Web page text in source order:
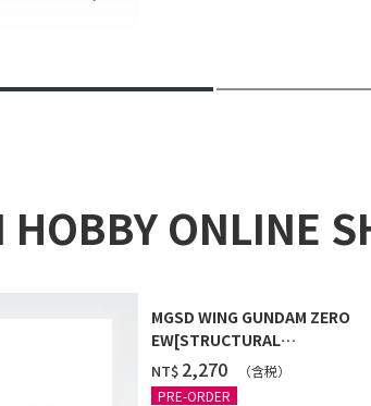
HOBBY ONLINE
MGSD WING GUNDAM ZERO
EW[STRUCTURAL
COATING/BLACK] [2026年12月
NT$ ‌2,270
（含税）
PRE-ORDER